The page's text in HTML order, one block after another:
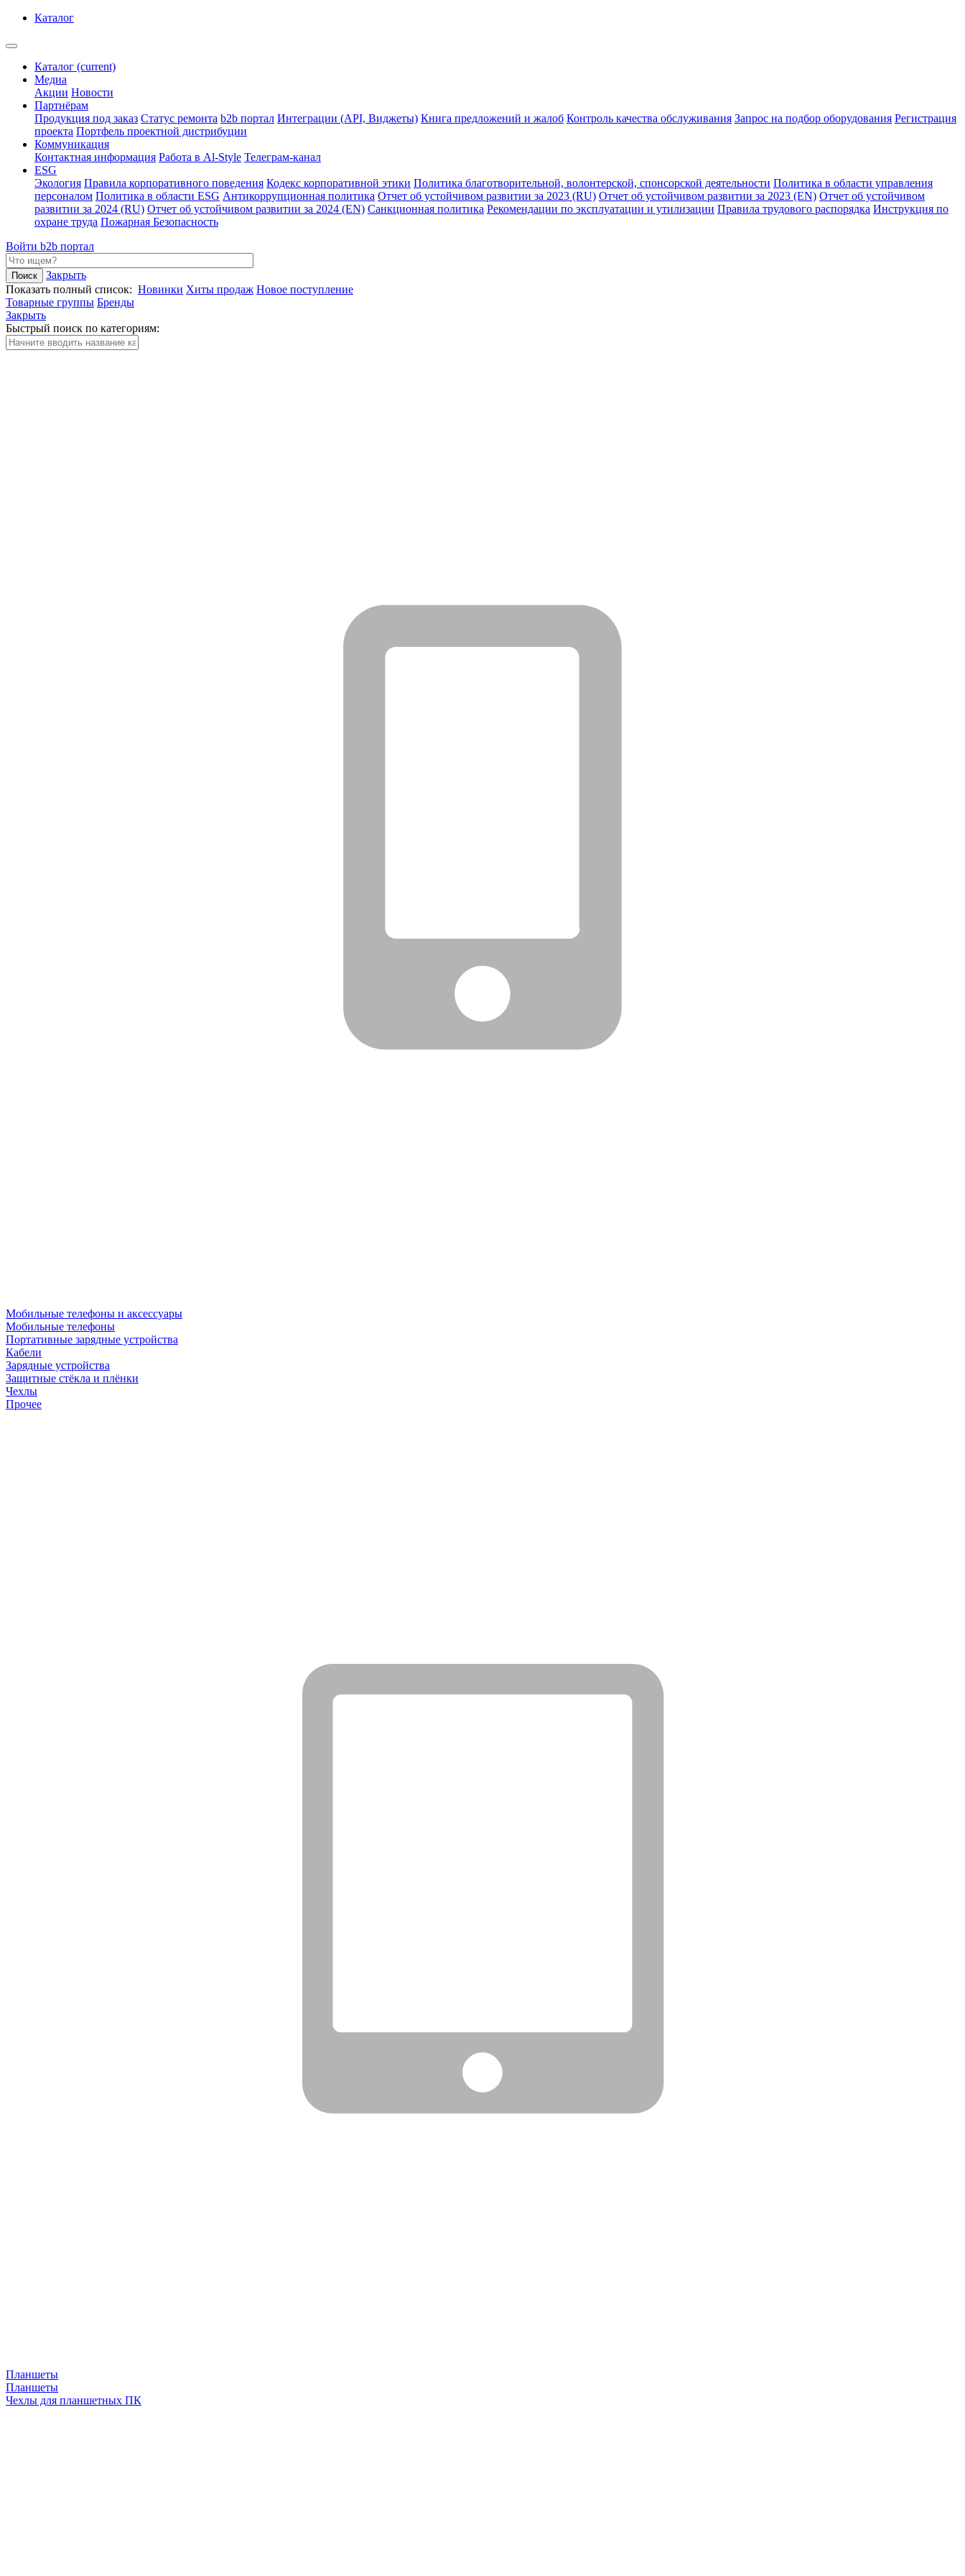
Каталог
Каталог (current)
Медиа
Акции Новости
Партнёрам
Продукция под заказ Статус ремонта b2b портал Интеграции (API, Виджеты) Книга предложений и жалоб Контроль качества обслуживания Запрос на подбор оборудования Регистрация
проекта Портфель проектной дистрибуции
Коммуникация
Контактная информация Работа в Al-Style Телеграм-канал
ESG
Экология Правила корпоративного поведения Кодекс корпоративной этики Политика благотворительной, волонтерской, спонсорской деятельности Политика в области управления
персоналом Политика в области ESG Антикоррупционная политика Отчет об устойчивом развитии за 2023 (RU) Отчет об устойчивом развитии за 2023 (EN) Отчет об устойчивом
развитии за 2024 (RU) Отчет об устойчивом развитии за 2024 (EN) Санкционная политика Рекомендации по эксплуатации и утилизации Правила трудового распорядка Инструкция по
охране труда Пожарная Безопасность
Войти b2b портал
Закрыть
Показать полный список: Новинки Хиты продаж Новое поступление
Товарные группы Бренды
Закрыть
Быстрый поиск по категориям:
Мобильные телефоны и аксессуары
Мобильные телефоны
Портативные зарядные устройства
Кабели
Зарядные устройства
Защитные стёкла и плёнки
Чехлы
Прочее
Планшеты
Планшеты
Чехлы для планшетных ПК